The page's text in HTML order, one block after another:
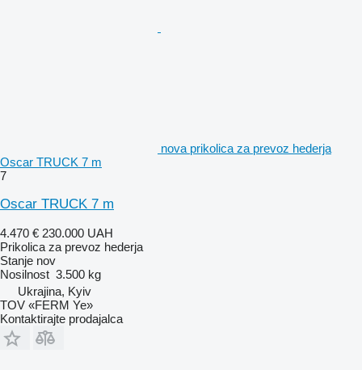
nova prikolica za prevoz hederja
Oscar TRUCK 7 m
7
Oscar TRUCK 7 m
4.470 € 230.000 UAH
Prikolica za prevoz hederja
Stanje nov
Nosilnost 3.500 kg
Ukrajina, Kyiv
TOV «FERM Ye»
Kontaktirajte prodajalca